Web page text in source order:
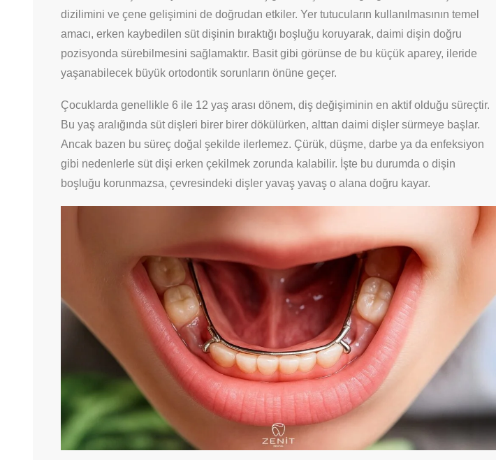
dizilimini ve çene gelişimini de doğrudan etkiler. Yer tutucuların kullanılmasının temel
amacı, erken kaybedilen süt dişinin bıraktığı boşluğu koruyarak, daimi dişin doğru
pozisyonda sürebilmesini sağlamaktır. Basit gibi görünse de bu küçük aparey, ileride
yaşanabilecek büyük ortodontik sorunların önüne geçer.
Çocuklarda genellikle 6 ile 12 yaş arası dönem, diş değişiminin en aktif olduğu süreçtir.
Bu yaş aralığında süt dişleri birer birer dökülürken, alttan daimi dişler sürmeye başlar.
Ancak bazen bu süreç doğal şekilde ilerlemez. Çürük, düşme, darbe ya da enfeksiyon
gibi nedenlerle süt dişi erken çekilmek zorunda kalabilir. İşte bu durumda o dişin
boşluğu korunmazsa, çevresindeki dişler yavaş yavaş o alana doğru kayar.